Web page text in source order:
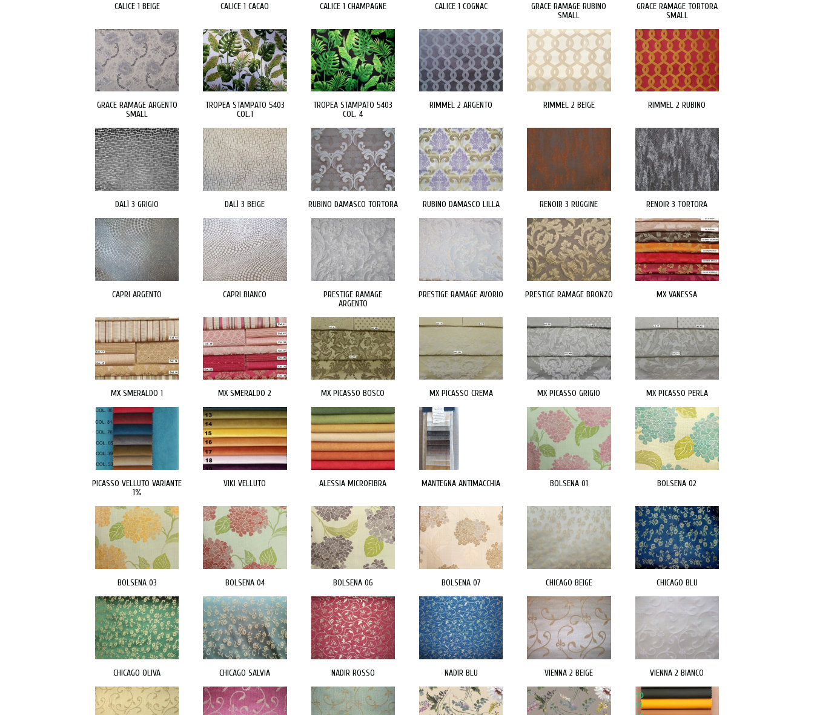
CALICE 1 BEIGE CALICE 1 CACAO CALICE 1 CHAMPAGNE CALICE 1 COGNAC
GRACE RAMAGE RUBINO
SMALL
GRACE RAMAGE TORTORA
SMALL
GRACE RAMAGE ARGENTO
SMALL
TROPEA STAMPATO 5403
COL.1
TROPEA STAMPATO 5403
COL. 4
RIMMEL 2 ARGENTO RIMMEL 2 BEIGE RIMMEL 2 RUBINO
DALÌ 3 GRIGIO DALÌ 3 BEIGE RUBINO DAMASCO TORTORA RUBINO DAMASCO LILLA RENOIR 3 RUGGINE RENOIR 3 TORTORA
CAPRI ARGENTO CAPRI BIANCO
PRESTIGE RAMAGE
ARGENTO
PRESTIGE RAMAGE AVORIO PRESTIGE RAMAGE BRONZO MX VANESSA
MX SMERALDO 1 MX SMERALDO 2 MX PICASSO BOSCO MX PICASSO CREMA MX PICASSO GRIGIO MX PICASSO PERLA
PICASSO VELLUTO VARIANTE
1%
VIKI VELLUTO ALESSIA MICROFIBRA MANTEGNA ANTIMACCHIA BOLSENA 01 BOLSENA 02
BOLSENA 03 BOLSENA 04 BOLSENA 06 BOLSENA 07 CHICAGO BEIGE CHICAGO BLU
CHICAGO OLIVA CHICAGO SALVIA NADIR ROSSO NADIR BLU VIENNA 2 BEIGE VIENNA 2 BIANCO